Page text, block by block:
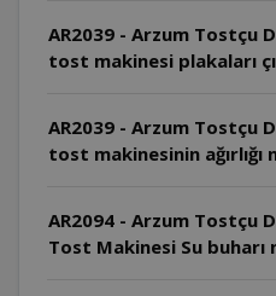
AR2039 - Arzum Tostçu
tost makinesi plakaları
AR2039 - Arzum Tostçu
tost makinesinin ağırlığı
AR2094 - Arzum Tostçu
Tost Makinesi Su buharı